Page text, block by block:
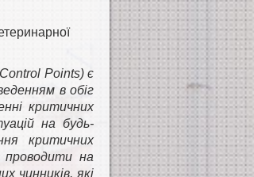
Points) є
в обіг
критичних
на будь-
критичних
проводити на
чинників, які